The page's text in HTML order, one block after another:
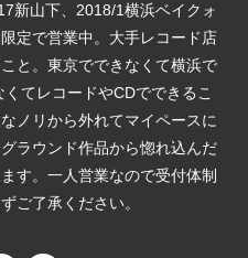
新山下、2018/1横浜ベイクォ
定で営業中。大手レコード店
と。東京でできなくて横浜で
てレコードやCDでできるこ
ノリから外れてマイペースに
ラウンド作品から惚れ込んだ
す。一人営業なので受付体制
ご了承ください。